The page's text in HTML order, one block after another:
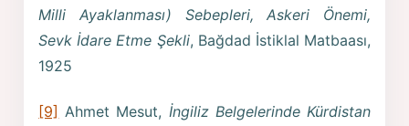
Milli Ayaklanması) Sebepleri, Askeri Önemi,
Sevk İdare Etme Şekli, Bağdad İstiklal Matbaası,
1925
[9] Ahmet Mesut, İngiliz Belgelerinde Kürdistan